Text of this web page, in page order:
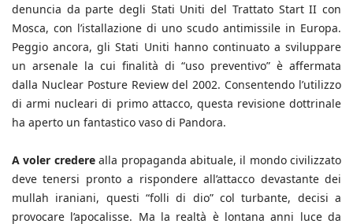
denuncia da parte degli Stati Uniti del Trattato Start II con
Mosca, con l’istallazione di uno scudo antimissile in Europa.
Peggio ancora, gli Stati Uniti hanno continuato a sviluppare
un arsenale la cui finalità di “uso preventivo” è affermata
dalla Nuclear Posture Review del 2002. Consentendo l’utilizzo
di armi nucleari di primo attacco, questa revisione dottrinale
ha aperto un fantastico vaso di Pandora.
A voler crederealla propaganda abituale, il mondo civilizzato
deve tenersi pronto a rispondere all’attacco devastante dei
mullah iraniani, questi “folli di dio” col turbante, decisi a
provocare l’apocalisse. Ma la realtà è lontana anni luce da